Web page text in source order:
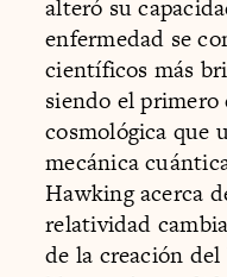
alteró su
enfermedad se
científicos más
siendo el
cosmológica que
mecánica
Hawking acerca
relatividad
de la creación